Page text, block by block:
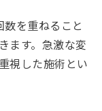
を重ねること
ます。急激な変
視した施術とい